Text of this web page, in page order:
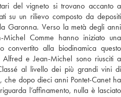
del vigneto si trovano accanto a
su un rilievo composto da depositi
Garonna. Verso la metà degli anni
Comme hanno iniziato una
convertito alla biodinamica questo
e Jean-Michel sono riusciti a
al livello dei più grandi vini di
che dopo dieci anni Pontet-Canet ha
l’affinamento, nulla è lasciato